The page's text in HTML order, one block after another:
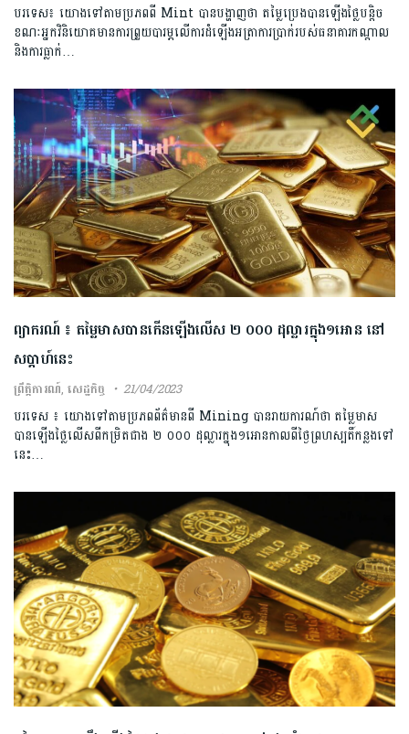
បរទេស៖ យោងទៅតាមប្រភពពី Mint បានបង្ហាញថា តម្លៃប្រេងបានឡើងថ្លៃបន្តិច
ខណៈអ្នកវិនិយោគមានការព្រួយបារម្ភលើការដំឡើងអត្រាការប្រាក់របស់ធនាគារកណ្តាល
និងការធ្លាក់…
ព្យាករណ៍ ៖ តម្លៃមាសបានកើនឡើងលើស ២ ០០០ ដុល្លារក្នុង១អោន នៅ
សប្តាហ៍នេះ
ព្រឹត្តិការណ៍,សេដ្ឋកិច្ច 21/04/2023
បរទេស ៖ យោងទៅតាមប្រភពព័ត៌មានពី Mining បានរាយការណ៍ថា តម្លៃមាស
បានឡើងថ្លៃលើសពីកម្រិតជាង ២ ០០០ ដុល្លារក្នុង១អោនកាលពីថ្ងៃព្រហស្បតិ៍កន្លងទៅ
នេះ…